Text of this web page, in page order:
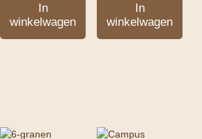
In
winkelwagen
In
winkelwagen